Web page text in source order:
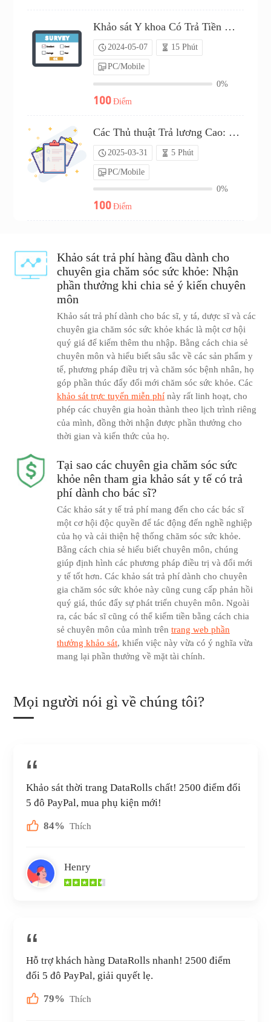
Khảo sát Y khoa Có Trả Tiền Dành Cho Bác sĩ（P24C00580911）
2024-05-07 15 Phút
PC/Mobile
0%
100 Điểm
Các Thủ thuật Trả lương Cao: Trọng tâm của Bạn là gì?（P25C02105098）
2025-03-31 5 Phút
PC/Mobile
0%
100 Điểm
Khảo sát trả phí hàng đầu dành cho
chuyên gia chăm sóc sức khỏe: Nhận
phần thưởng khi chia sẻ ý kiến chuyên
môn
Khảo sát trả phí dành cho bác sĩ, y tá, dược sĩ và các
chuyên gia chăm sóc sức khỏe khác là một cơ hội
quý giá để kiếm thêm thu nhập. Bằng cách chia sẻ
chuyên môn và hiểu biết sâu sắc về các sản phẩm y
tế, phương pháp điều trị và chăm sóc bệnh nhân, họ
góp phần thúc đẩy đổi mới chăm sóc sức khỏe. Các
khảo sát trực tuyến miễn phínày rất linh hoạt, cho
phép các chuyên gia hoàn thành theo lịch trình riêng
của mình, đồng thời nhận được phần thưởng cho
thời gian và kiến thức của họ.
Tại sao các chuyên gia chăm sóc sức
khỏe nên tham gia khảo sát y tế có trả
phí dành cho bác sĩ?
Các khảo sát y tế trả phí mang đến cho các bác sĩ
một cơ hội độc quyền để tác động đến nghề nghiệp
của họ và cải thiện hệ thống chăm sóc sức khỏe.
Bằng cách chia sẻ hiểu biết chuyên môn, chúng
giúp định hình các phương pháp điều trị và đổi mới
y tế tốt hơn. Các khảo sát trả phí dành cho chuyên
gia chăm sóc sức khỏe này cũng cung cấp phản hồi
quý giá, thúc đẩy sự phát triển chuyên môn. Ngoài
ra, các bác sĩ cũng có thể kiếm tiền bằng cách chia
sẻ chuyên môn của mình trên trang web phần
thưởng khảo sát, khiến việc này vừa có ý nghĩa vừa
mang lại phần thưởng về mặt tài chính.
Mọi người nói gì về chúng tôi?
Khảo sát thời trang DataRolls chất! 2500 điểm đổi
5 đô PayPal, mua phụ kiện mới!
84% Thích
Henry
Hỗ trợ khách hàng DataRolls nhanh! 2500 điểm
đổi 5 đô PayPal, giải quyết lẹ.
79% Thích